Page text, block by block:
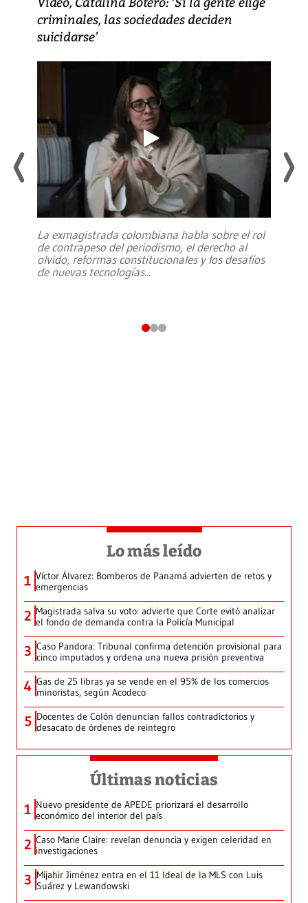
criminales, las sociedades deciden
suicidarse’
La exmagistrada colombiana habla sobre el rol
de contrapeso del periodismo, el derecho al
olvido, reformas constitucionales y los desafíos
de nuevas tecnologías...
Lo más leído
1 Víctor Álvarez: Bomberos de Panamá advierten de retos y
emergencias
2 Magistrada salva su voto: advierte que Corte evitó analizar
el fondo de demanda contra la Policía Municipal
3 Caso Pandora: Tribunal confirma detención provisional para
cinco imputados y ordena una nueva prisión preventiva
4 Gas de 25 libras ya se vende en el 95% de los comercios
minoristas, según Acodeco
5 Docentes de Colón denuncian fallos contradictorios y
desacato de órdenes de reintegro
Últimas noticias
1 Nuevo presidente de APEDE priorizará el desarrollo
económico del interior del país
2 Caso Marie Claire: revelan denuncia y exigen celeridad en
investigaciones
3 Mijahir Jiménez entra en el 11 Ideal de la MLS con Luis
Suárez y Lewandowski